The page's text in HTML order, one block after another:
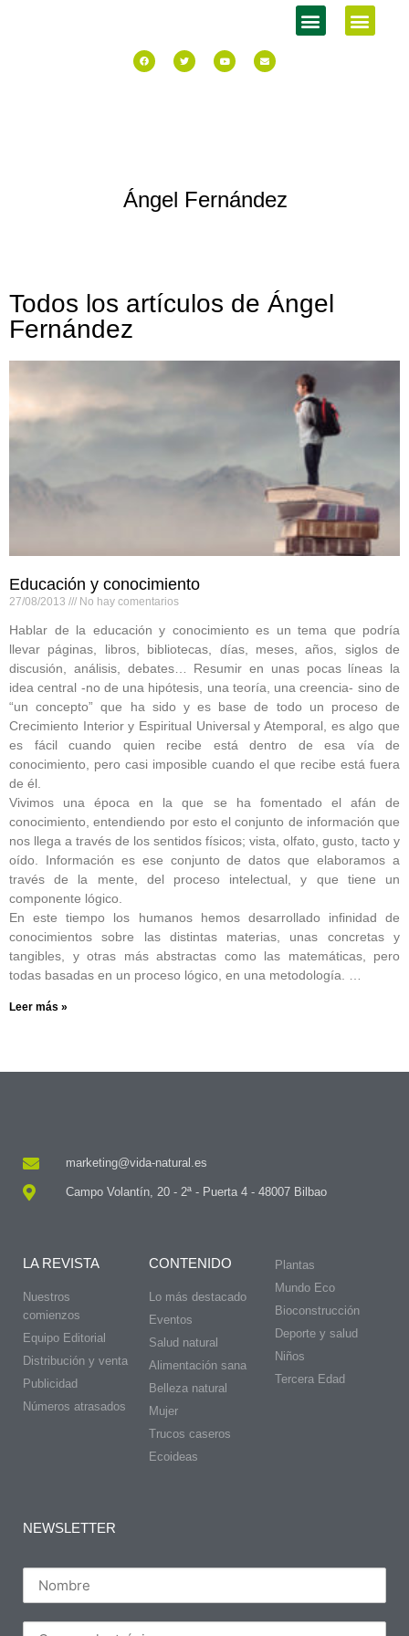
Ángel Fernández
Todos los artículos de Ángel
Fernández
Educación y conocimiento
27/08/2013 No hay comentarios
Hablar de la educación y conocimiento es un tema que podría
llevar páginas, libros, bibliotecas, días, meses, años, siglos de
discusión, análisis, debates… Resumir en unas pocas líneas la
idea central -no de una hipótesis, una teoría, una creencia- sino de
“un concepto” que ha sido y es base de todo un proceso de
Crecimiento Interior y Espiritual Universal y Atemporal, es algo que
es fácil cuando quien recibe está dentro de esa vía de
conocimiento, pero casi imposible cuando el que recibe está fuera
de él.
Vivimos una época en la que se ha fomentado el afán de
conocimiento, entendiendo por esto el conjunto de información que
nos llega a través de los sentidos físicos; vista, olfato, gusto, tacto y
oído. Información es ese conjunto de datos que elaboramos a
través de la mente, del proceso intelectual, y que tiene un
componente lógico.
En este tiempo los humanos hemos desarrollado infinidad de
conocimientos sobre las distintas materias, unas concretas y
tangibles, y otras más abstractas como las matemáticas, pero
todas basadas en un proceso lógico, en una metodología. …
Leer más »
marketing@vida-natural.es
Campo Volantín, 20 - 2ª - Puerta 4 - 48007 Bilbao
LA REVISTA
Nuestros
comienzos
Equipo Editorial
Distribución y venta
Publicidad
Números atrasados
CONTENIDO
Lo más destacado
Eventos
Salud natural
Alimentación sana
Belleza natural
Mujer
Trucos caseros
Ecoideas
Plantas
Mundo Eco
Bioconstrucción
Deporte y salud
Niños
Tercera Edad
NEWSLETTER